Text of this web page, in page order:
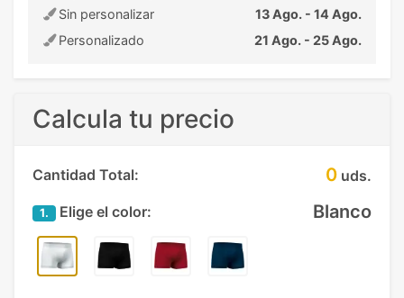
Sin personalizar
13 Ago. - 14 Ago.
Personalizado
21 Ago. - 25 Ago.
Calcula tu precio
Cantidad Total: 0 uds.
1. Elige el color: Blanco